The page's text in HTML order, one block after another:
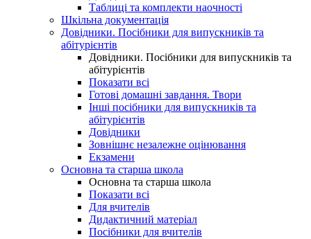
Таблиці та комплекти наочності
Шкільна документація
Довідники. Посібники для випускників та
абітурієнтів
Довідники. Посібники для випускників та
абітурієнтів
Показати всі
Готові домашні завдання. Твори
Інші посібники для випускників та
абітурієнтів
Довідники
Зовнішнє незалежне оцінювання
Екзамени
Основна та старша школа
Основна та старша школа
Показати всі
Для вчителів
Дидактичний матеріал
Посібники для вчителів